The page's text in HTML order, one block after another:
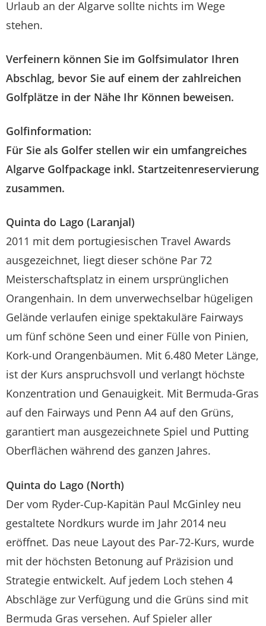
Urlaub an der Algarve sollte nichts im Wege
stehen.
Verfeinern können Sie im Golfsimulator Ihren
Abschlag, bevor Sie auf einem der zahlreichen
Golfplätze in der Nähe Ihr Können beweisen.
Golfinformation:
Für Sie als Golfer stellen wir ein umfangreiches
Algarve Golfpackage inkl. Startzeitenreservierung
zusammen.
Quinta do Lago (Laranjal)
2011 mit dem portugiesischen Travel Awards
ausgezeichnet, liegt dieser schöne Par 72
Meisterschaftsplatz in einem ursprünglichen
Orangenhain. In dem unverwechselbar hügeligen
Gelände verlaufen einige spektakuläre Fairways
um fünf schöne Seen und einer Fülle von Pinien,
Kork-und Orangenbäumen. Mit 6.480 Meter Länge,
ist der Kurs anspruchsvoll und verlangt höchste
Konzentration und Genauigkeit. Mit Bermuda-Gras
auf den Fairways und Penn A4 auf den Grüns,
garantiert man ausgezeichnete Spiel und Putting
Oberflächen während des ganzen Jahres.
Quinta do Lago (North)
Der vom Ryder-Cup-Kapitän Paul McGinley neu
gestaltete Nordkurs wurde im Jahr 2014 neu
eröffnet. Das neue Layout des Par-72-Kurs, wurde
mit der höchsten Betonung auf Präzision und
Strategie entwickelt. Auf jedem Loch stehen 4
Abschläge zur Verfügung und die Grüns sind mit
Bermuda Gras versehen. Auf Spieler aller